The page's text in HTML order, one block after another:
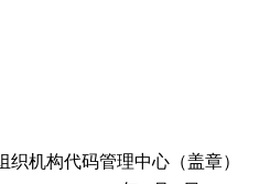
织机构代码管理中心（盖章）